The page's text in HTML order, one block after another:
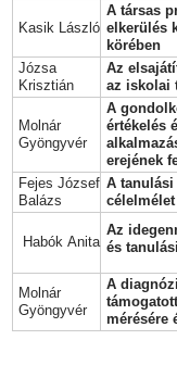
Kasik László
A társas
elkerülés
körében
Józsa
Krisztián
Az
az iskolai
Molnár
Gyöngyvér
A
értékelés
erejének
Fejes József
Balázs
A
Habók Anita
Az
és
Molnár
Gyöngyvér
A
mérésére